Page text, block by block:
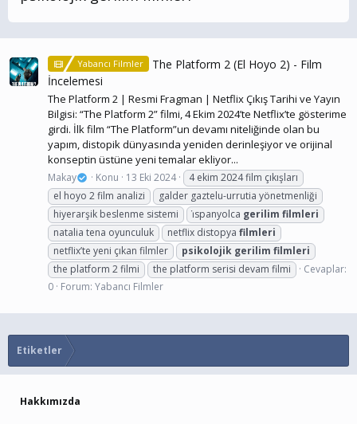
Yabancı Filmler
The Platform 2 (El Hoyo 2) - Film
İncelemesi
The Platform 2 | Resmi Fragman | Netflix Çıkış Tarihi ve Yayın
Bilgisi: “The Platform 2” filmi, 4 Ekim 2024’te Netflix’te gösterime
girdi. İlk film “The Platform”un devamı niteliğinde olan bu
yapım, distopik dünyasında yeniden derinleşiyor ve orijinal
konseptin üstüne yeni temalar ekliyor...
Makay Konu 13 Eki 2024
4 ekim 2024 film çıkışları
el hoyo 2 film analizi
galder gaztelu-urrutia yönetmenliği
hiyerarşik beslenme sistemi
i̇spanyolca gerilim filmleri
natalia tena oyunculuk
netflix distopya filmleri
netflix’te yeni çıkan filmler
psikolojik gerilim filmleri
the platform 2 filmi
the platform serisi devam filmi
Cevaplar:
0 Forum: Yabancı Filmler
Etiketler
Hakkımızda